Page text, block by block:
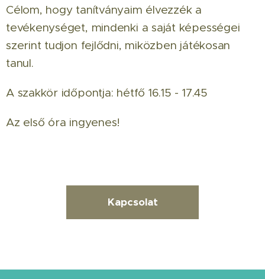
Célom, hogy tanítványaim élvezzék a
tevékenységet, mindenki a saját képességei
szerint tudjon fejlődni, miközben játékosan
tanul.
A szakkör időpontja: hétfő 16.15 - 17.45
Az első óra ingyenes!
Kapcsolat